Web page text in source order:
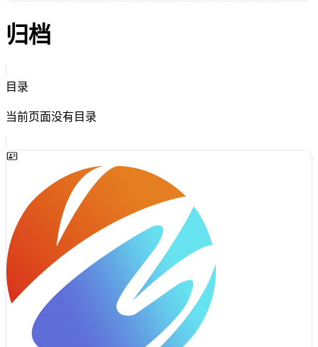
归档
目录
当前页面没有目录